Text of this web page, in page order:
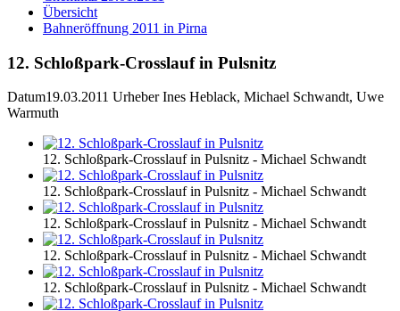
Übersicht
Bahneröffnung 2011 in Pirna
12. Schloßpark-Crosslauf in Pulsnitz
Datum19.03.2011 UrheberInes Heblack, Michael Schwandt, Uwe
Warmuth
12. Schloßpark-Crosslauf in Pulsnitz - Michael Schwandt
12. Schloßpark-Crosslauf in Pulsnitz - Michael Schwandt
12. Schloßpark-Crosslauf in Pulsnitz - Michael Schwandt
12. Schloßpark-Crosslauf in Pulsnitz - Michael Schwandt
12. Schloßpark-Crosslauf in Pulsnitz - Michael Schwandt